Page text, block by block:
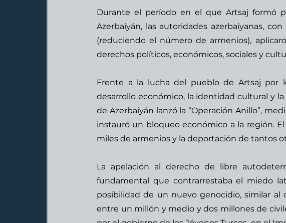
Durante el período en el que Artsaj formó
Azerbaiyán, las autoridades azerbaiyanas,
(reduciendo el número de armenios),
derechos políticos, económicos, sociales y
Frente a la lucha del pueblo de Artsaj por
desarrollo económico, la identidad cultural y
de Azerbaiyán lanzó la “Operación Anillo”,
instauró un bloqueo económico a la región.
miles de armenios y la deportación de tantos
La apelación al derecho de libre
fundamental que contrarrestaba el miedo
posibilidad de un nuevo genocidio, similar al
entre un millón y medio y dos millones de